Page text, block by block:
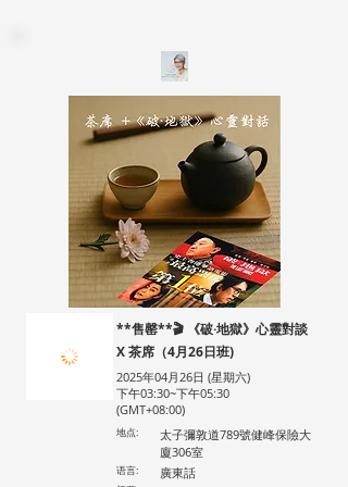
**售罄**🎬 《破·地獄》心靈對談
X 茶席（4月26日班)
2025年04月26日 (星期六)
下午03:30~下午05:30
(GMT+08:00)
地点:
太子彌敦道789號健峰保險大
廈306室
语言: 廣東話